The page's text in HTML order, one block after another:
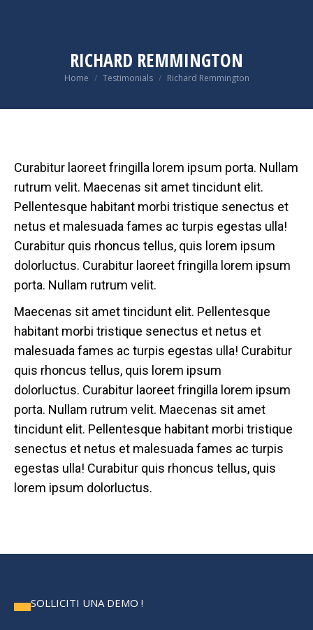
RICHARD REMMINGTON
You are here:
Home Testimonials Richard Remmington
Curabitur laoreet fringilla lorem ipsum porta. Nullam
rutrum velit. Maecenas sit amet tincidunt elit.
Pellentesque habitant morbi tristique senectus et
netus et malesuada fames ac turpis egestas ulla!
Curabitur quis rhoncus tellus, quis lorem ipsum
dolorluctus. Curabitur laoreet fringilla lorem ipsum
porta. Nullam rutrum velit.
Maecenas sit amet tincidunt elit. Pellentesque
habitant morbi tristique senectus et netus et
malesuada fames ac turpis egestas ulla! Curabitur
quis rhoncus tellus, quis lorem ipsum
dolorluctus. Curabitur laoreet fringilla lorem ipsum
porta. Nullam rutrum velit. Maecenas sit amet
tincidunt elit. Pellentesque habitant morbi tristique
senectus et netus et malesuada fames ac turpis
egestas ulla! Curabitur quis rhoncus tellus, quis
lorem ipsum dolorluctus.
SOL·LICITI UNA DEMO !